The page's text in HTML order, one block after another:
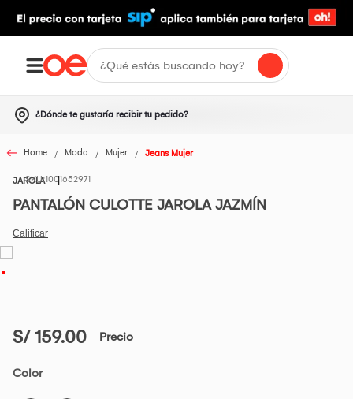
¿Dónde te gustaría recibir tu pedido?
Home Moda Mujer Jeans Mujer
JAROLA1001652971
PANTALÓN CULOTTE JAROLA JAZMÍN
S/ 159.00 Precio
Color